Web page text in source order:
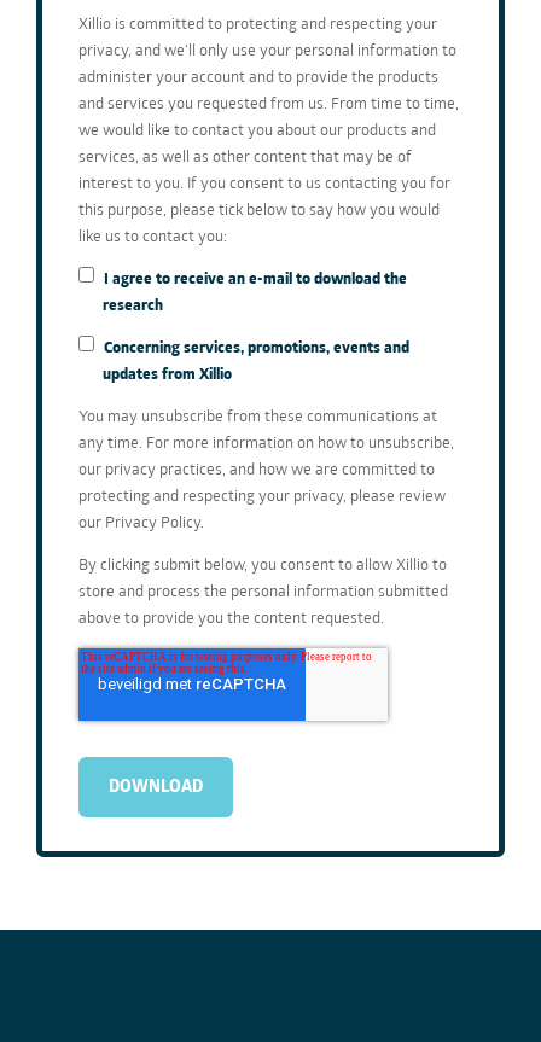
Xillio is committed to protecting and respecting your
privacy, and we’ll only use your personal information to
administer your account and to provide the products
and services you requested from us. From time to time,
we would like to contact you about our products and
services, as well as other content that may be of
interest to you. If you consent to us contacting you for
this purpose, please tick below to say how you would
like us to contact you:
I agree to receive an e-mail to download the
research
Concerning services, promotions, events and
updates from Xillio
You may unsubscribe from these communications at
any time. For more information on how to unsubscribe,
our privacy practices, and how we are committed to
protecting and respecting your privacy, please review
our Privacy Policy.
By clicking submit below, you consent to allow Xillio to
store and process the personal information submitted
above to provide you the content requested.